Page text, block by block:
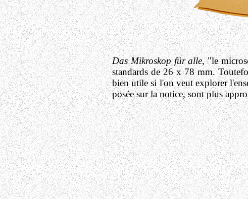
Das Mikroskop für alle, "le
standards de 26 x 78 mm.
bien utile si l'on veut explorer
posée sur la notice, sont plus